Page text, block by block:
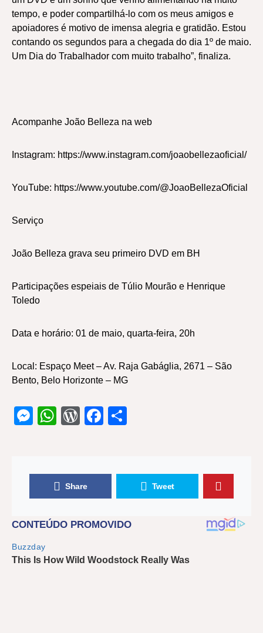
tempo, e poder compartilhá-lo com os meus amigos e
apoiadores é motivo de imensa alegria e gratidão. Estou
contando os segundos para a chegada do dia 1º de maio.
Um Dia do Trabalhador com muito trabalho”, finaliza.
Acompanhe João Belleza na web
Instagram: https://www.instagram.com/joaobellezaoficial/
YouTube: https://www.youtube.com/@JoaoBellezaOficial
Serviço
João Belleza grava seu primeiro DVD em BH
Participações espeiais de Túlio Mourão e Henrique
Toledo
Data e horário: 01 de maio, quarta-feira, 20h
Local: Espaço Meet – Av. Raja Gabáglia, 2671 – São
Bento, Belo Horizonte – MG
Messenger
WhatsApp
WordPress
Facebook
Share Tweet